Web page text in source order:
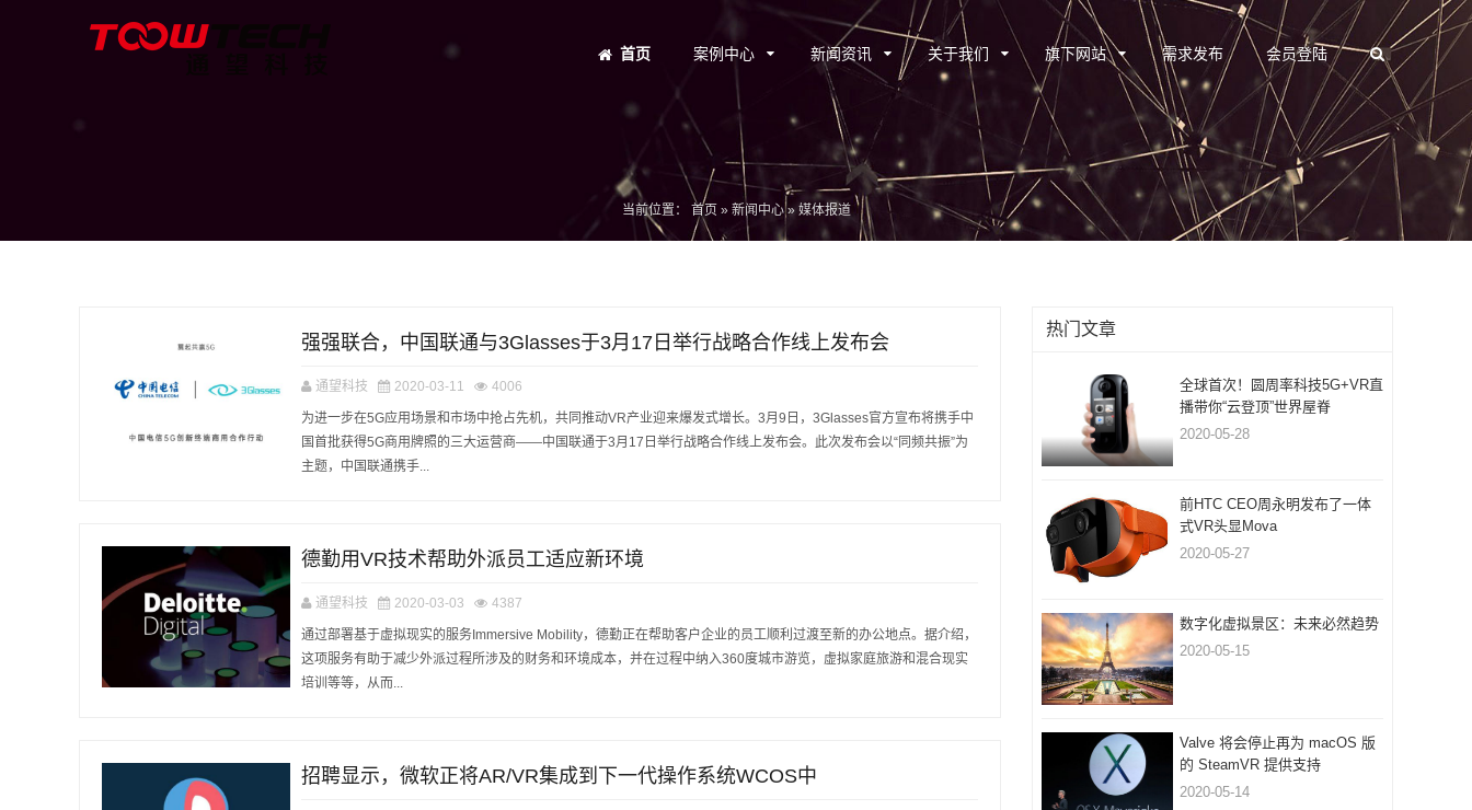
首页 案例中心 新闻资讯 关于我们 旗下网站 需求发布 会员登陆
当前位置： 首页 » 新闻中心» 媒体报道
强强联合，中国联通与3Glasses于3月17日举行战略合作线上发布会
通望科技 2020-03-11 4006
为进一步在5G应用场景和市场中抢占先机，共同推动VR产业迎来爆发式增长。3月9日，3Glasses官方宣布将携手中
国首批获得5G商用牌照的三大运营商——中国联通于3月17日举行战略合作线上发布会。此次发布会以“同频共振”为
主题，中国联通携手...
德勤用VR技术帮助外派员工适应新环境
通望科技 2020-03-03 4387
通过部署基于虚拟现实的服务Immersive Mobility，德勤正在帮助客户企业的员工顺利过渡至新的办公地点。据介绍，
这项服务有助于减少外派过程所涉及的财务和环境成本，并在过程中纳入360度城市游览，虚拟家庭旅游和混合现实
培训等等，从而...
招聘显示，微软正将AR/VR集成到下一代操作系统WCOS中
热门文章
全球首次！圆周率科技5G+VR直
播带你“云登顶”世界屋脊
2020-05-28
前HTC CEO周永明发布了一体
式VR头显Mova
2020-05-27
数字化虚拟景区：未来必然趋势
2020-05-15
Valve 将会停止再为 macOS 版
的 SteamVR 提供支持
2020-05-14